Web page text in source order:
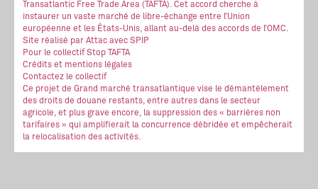
Transatlantic Free Trade Area (TAFTA). Cet accord cherche à
instaurer un vaste marché de libre-échange entre l’Union
européenne et les États-Unis, allant au-delà des accords de l’OMC.
Site réalisé par Attac avec SPIP
Pour le collectif Stop TAFTA
Crédits et mentions légales
Contactez le collectif
Ce projet de Grand marché transatlantique vise le démantèlement
des droits de douane restants, entre autres dans le secteur
agricole, et plus grave encore, la suppression des « barrières non
tarifaires » qui amplifierait la concurrence débridée et empêcherait
la relocalisation des activités.